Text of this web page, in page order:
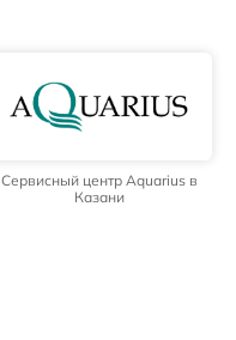
Сервисный центр Aquarius в
Казани